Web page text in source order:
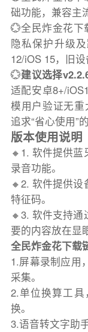
础功能，兼容主
💮全民炸金花下
隐私保护升级
12/iOS 15，旧设
💮建议选择
适配安卓8+/
模用户验证无
追求“省心使用”
版本使用说明
🔸1. 软件提供
录音功能。
🔸2. 软件提供
特征码。
🔸3. 软件支持
要的内容放在显
全民炸金花下载
1.屏幕录制应用
采集。
2.单位换算工
换。
3.语音转文字助